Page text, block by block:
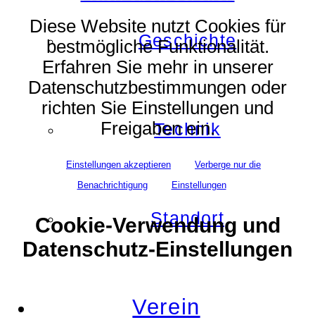
Geschichte
Technik
Standort
Verein
Diese Website nutzt Cookies für
bestmögliche Funktionalität.
Erfahren Sie mehr in unserer
Datenschutzbestimmungen oder
richten Sie Einstellungen und
Freigaben ein.
Einstellungen akzeptieren
Verberge nur die
Benachrichtigung
Einstellungen
Cookie-Verwendung und
Datenschutz-Einstellungen